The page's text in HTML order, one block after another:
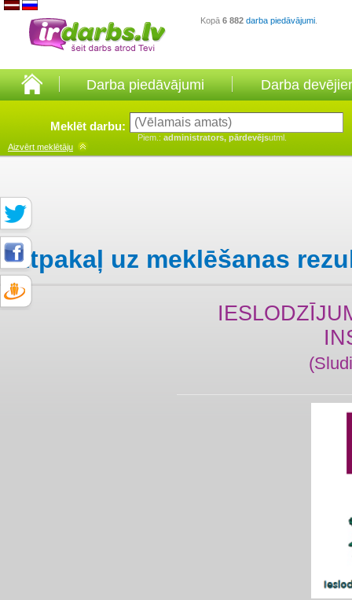
Kopā 6 882 darba piedāvājumi
Darba piedāvājumi Darba
Meklēt darbu:
Piem.: administrators, pārdevējsutml.
Aizvērt meklētāju
Atpakaļ uz meklēšanas